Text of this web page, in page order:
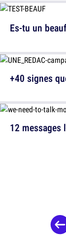
12 messages
Es-tu un
+40 signes